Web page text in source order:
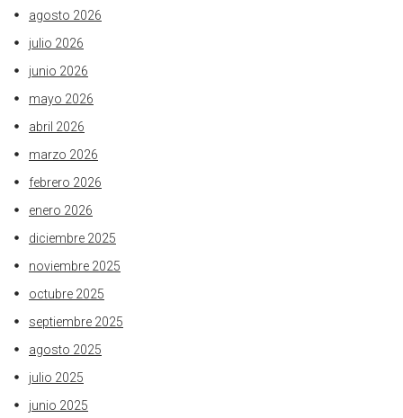
agosto 2026
julio 2026
junio 2026
mayo 2026
abril 2026
marzo 2026
febrero 2026
enero 2026
diciembre 2025
noviembre 2025
octubre 2025
septiembre 2025
agosto 2025
julio 2025
junio 2025